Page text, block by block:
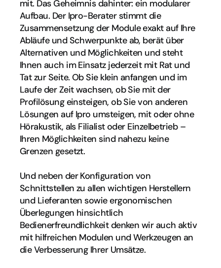
mit. Das Geheimnis dahinter: ein modularer
Aufbau. Der Ipro-Berater stimmt die
Zusammensetzung der Module exakt auf Ihre
Abläufe und Schwerpunkte ab, berät über
Alternativen und Möglichkeiten und steht
Ihnen auch im Einsatz jederzeit mit Rat und
Tat zur Seite. Ob Sie klein anfangen und im
Laufe der Zeit wachsen, ob Sie mit der
Profilösung einsteigen, ob Sie von anderen
Lösungen auf Ipro umsteigen, mit oder ohne
Hörakustik, als Filialist oder Einzelbetrieb –
Ihren Möglichkeiten sind nahezu keine
Grenzen gesetzt.
Und neben der Konfiguration von
Schnittstellen zu allen wichtigen Herstellern
und Lieferanten sowie ergonomischen
Überlegungen hinsichtlich
Bedienerfreundlichkeit denken wir auch aktiv
mit hilfreichen Modulen und Werkzeugen an
die Verbesserung Ihrer Umsätze.